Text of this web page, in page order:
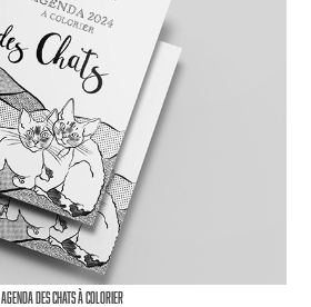
Agenda des chats à colorier